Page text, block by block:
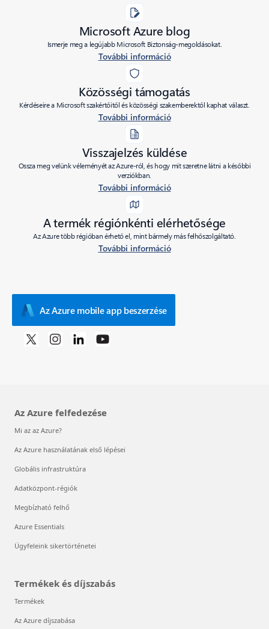
Microsoft Azure blog
Ismerje meg a legújabb Microsoft Biztonság-megoldásokat.
További információ
Közösségi támogatás
Kérdéseire a Microsoft szakértőitől és közösségi szakemberektől kaphat választ.
További információ
Visszajelzés küldése
Ossza meg velünk véleményét az Azure-ról, és hogy mit szeretne látni a későbbi
verziókban.
További információ
A termék régiónkénti elérhetősége
Az Azure több régióban érhető el, mint bármely más felhőszolgáltató.
További információ
Az Azure mobile app beszerzése
Az Azure felfedezése
Mi az az Azure?
Az Azure használatának első lépései
Globális infrastruktúra
Adatközpont-régiók
Megbízható felhő
Azure Essentials
Ügyfeleink sikertörténetei
Termékek és díjszabás
Termékek
Az Azure díjszabása